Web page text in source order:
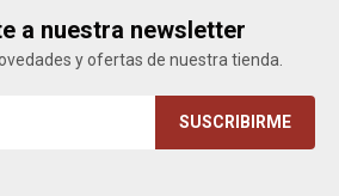
a nuestra newsletter
y ofertas de nuestra tienda.
SUSCRIBIRME